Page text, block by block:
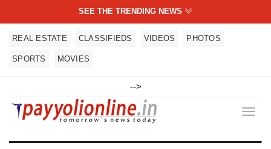
SEE THE TRENDING NEWS
REAL ESTATE CLASSIFIEDS VIDEOS PHOTOS
SPORTS MOVIES
-->